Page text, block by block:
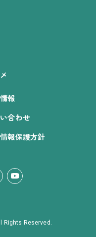
報
合わせ
報保護方針
Rights Reserved.